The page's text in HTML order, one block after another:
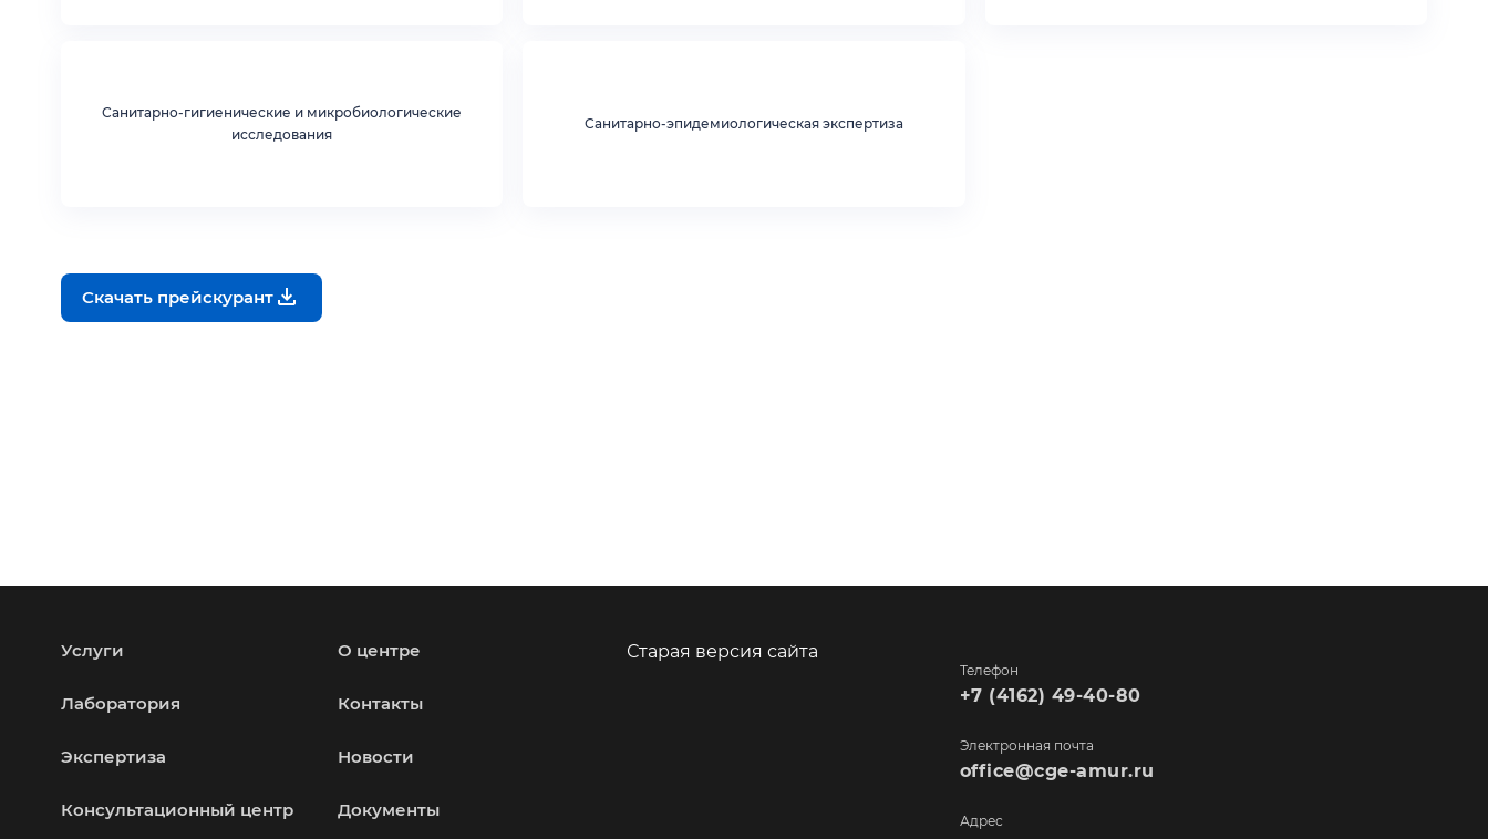
Санитарно-гигиенические и микробиологические
исследования
Санитарно-эпидемиологическая экспертиза
Скачать прейскурант
Старая версия сайта
Телефон
+7 (4162) 49-40-80
Электронная почта
office@cge-amur.ru
Адрес
Услуги
Лаборатория
Экспертиза
Консультационный центр
О центре
Контакты
Новости
Документы